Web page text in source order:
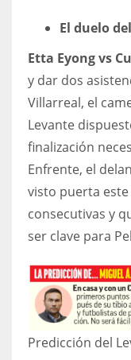
El duelo
Etta Eyong vs
y dar dos
Villarreal, el
Levante
finalización
Enfrente, el
visto puerta
consecutivas y
ser clave para
Predicción del